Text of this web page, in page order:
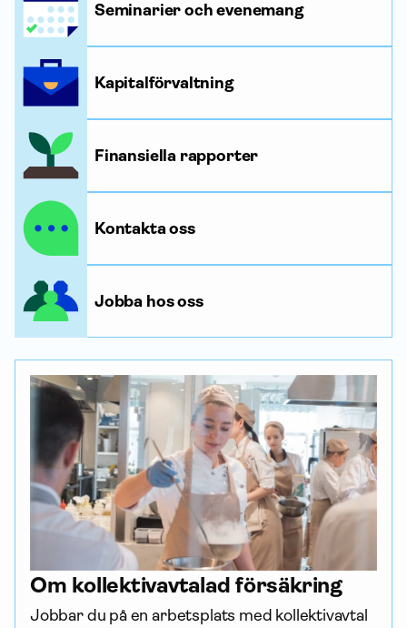
Seminarier och evenemang
Kapitalförvaltning
Finansiella rapporter
Kontakta oss
Jobba hos oss
Om kollektiv­avtalad för­säkring
Jobbar du på en arbetsplats med kollektiv­avtal